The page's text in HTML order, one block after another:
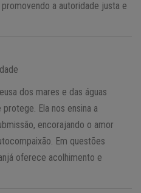
a autoridade justa e
dos mares e das águas
Ela nos ensina a
encorajando o amor
Em questões
oferece acolhimento e